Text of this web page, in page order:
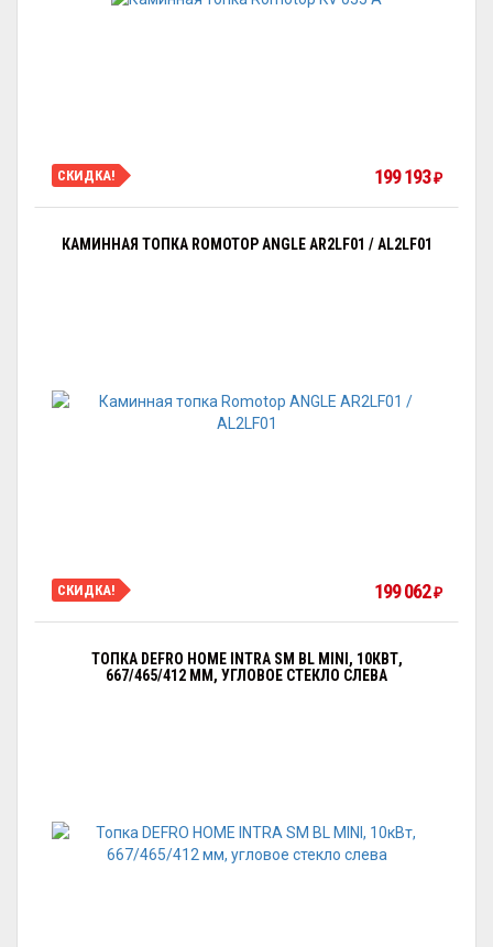
СКИДКА! 199 193 ₽
КАМИННАЯ ТОПКА ROMOTOP ANGLE AR2LF01 / AL2LF01
СКИДКА! 199 062 ₽
ТОПКА DEFRO HOME INTRA SM BL MINI, 10КВТ,
667/465/412 ММ, УГЛОВОЕ СТЕКЛО СЛЕВА